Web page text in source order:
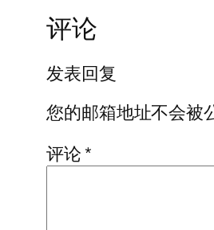
评论
发表回复
您的邮箱地址不会被
评论*